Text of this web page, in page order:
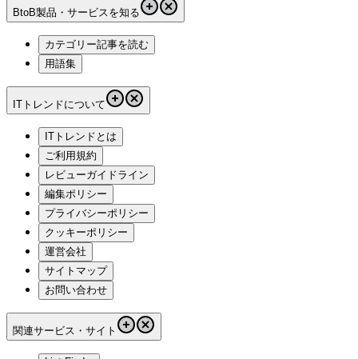
BtoB製品・サービスを知る
カテゴリー記事を読む
用語集
ITトレンドについて
ITトレンドとは
ご利用規約
レビューガイドライン
編集ポリシー
プライバシーポリシー
クッキーポリシー
運営会社
サイトマップ
お問い合わせ
関連サービス・サイト